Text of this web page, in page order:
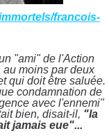
francois-
"ami" de l'Action
au moins par deux
qui doit être saluée.
condamnation de
avec l'ennemi"
bien, disait-il, "la
jamais eue"...